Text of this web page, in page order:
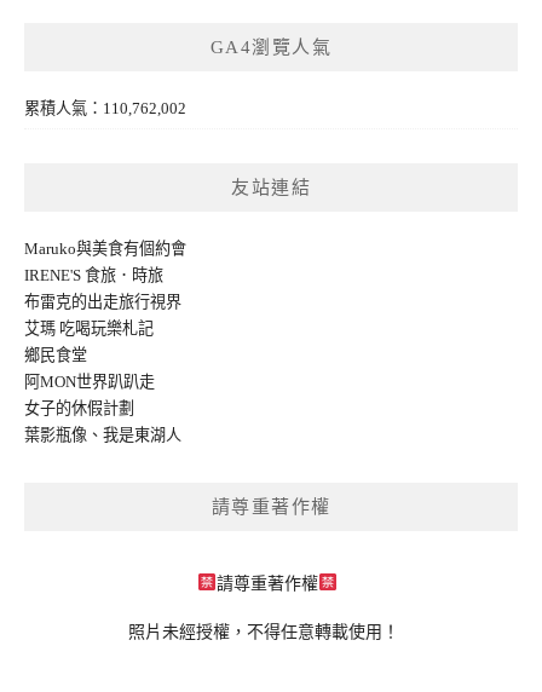
GA4瀏覽人氣
累積人氣：110,762,002
友站連結
Maruko與美食有個約會
IRENE'S 食旅．時旅
布雷克的出走旅行視界
艾瑪 吃喝玩樂札記
鄉民食堂
阿MON世界趴趴走
女子的休假計劃
葉影瓶像 、 我是東湖人
請尊重著作權
請尊重著作權
照片未經授權，不得任意轉載使用！